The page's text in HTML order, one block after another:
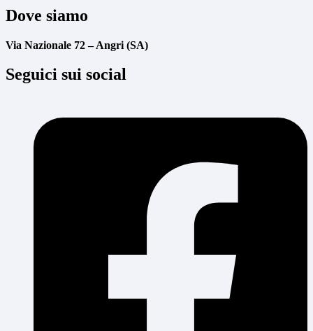
Dove siamo
Via Nazionale 72 – Angri (SA)
Seguici sui social